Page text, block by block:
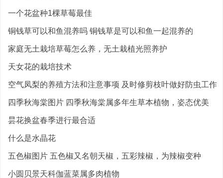
一个花盆种1棵草莓最佳
铜钱草可以和鱼混养吗 铜钱草是可以和鱼一起混养的
家庭无土栽培草莓怎么养，无土栽植光照养护
天女花的栽培技术
空气凤梨的养殖方法和注意事项 及时修剪枝叶做好防虫工作
四季秋海棠图片 四季秋海棠属多年生草本植物，姿态优美
昙花换盆春季进行最合适
什么是水晶花
五色椒图片 五色椒又名朝天椒，五彩辣椒，为辣椒变种
小圆贝景天科伽蓝菜属多肉植物